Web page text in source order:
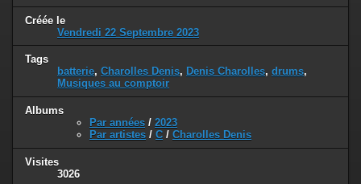
Créée le
Vendredi 22 Septembre 2023
Tags
batterie, Charolles Denis, Denis Charolles, drums,
Musiques au comptoir
Albums
Par années / 2023
Par artistes / C / Charolles Denis
Visites
3026